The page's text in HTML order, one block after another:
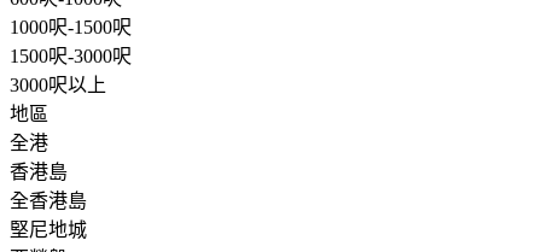
1000呎-1500呎
1500呎-3000呎
3000呎以上
地區
全港
香港島
全香港島
堅尼地城